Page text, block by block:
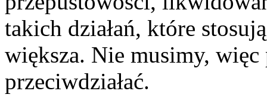
takich działań, które
większa. Nie musimy,
przeciwdziałać.